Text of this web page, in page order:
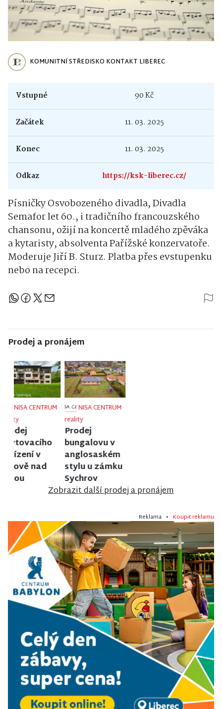
KOMUNITNÍ STŘEDISKO KONTAKT LIBEREC
Vstupné 90 Kč
Začátek 11. 03. 2025
Konec 11. 03. 2025
Odkaz https://ksk-liberec.cz/
Písničky Osvobozeného divadla, Divadla
Semafor let 60., i tradičního francouzského
chansonu, ožijí na koncertě mladého zpěváka
a kytaristy, absolventa Pařížské konzervatoře.
Moderuje Jiří B. Sturz. Platba přes evstupenku
nebo na recepci.
Sdílejte článek
Prodej a pronájem
NISA CENTRUM
reality
Prodej bytu
2+1 v Jilemnici
NISA CENTRUM
reality
Prodej bytu
1+1 v Liberci
Zobrazit další prodej a pronájem
Reklama • Koupit reklamu